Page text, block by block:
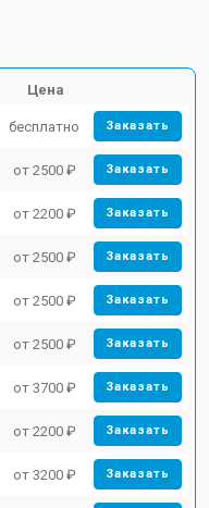
Цена
бесплатно Заказать
от 2500 ₽ Заказать
от 2200 ₽ Заказать
от 2500 ₽ Заказать
от 2500 ₽ Заказать
от 2500 ₽ Заказать
от 3700 ₽ Заказать
от 2200 ₽ Заказать
от 3200 ₽ Заказать